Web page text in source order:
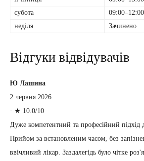
субота
09:00–12:00
неділя
Зачинено
Відгуки відвідувачів
Ю Лашина
2 червня 2026
· ★ 10.0/10
Дуже компетентний та професійний підхід
Прийом за встановленим часом, без
ввічливий лікар. Заздалегідь було чітке